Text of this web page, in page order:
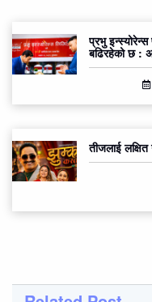
प्रभु इन्स्योरेन्स
बढिरहेको छ :
तीजलाई